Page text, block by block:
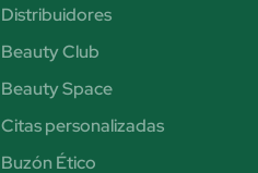
Distribuidores
Beauty Club
Beauty Space
Citas personalizadas
Buzón Ético